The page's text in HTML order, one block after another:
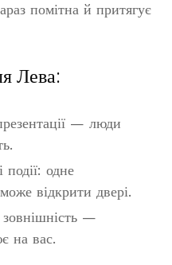
помітна й притягує
Лева:
— люди
події: одне
відкрити двері.
зовнішність —
на вас.